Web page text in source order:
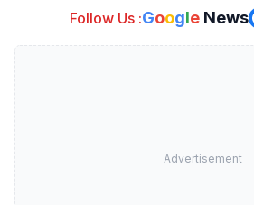
Follow Us :Google News
Advertisement